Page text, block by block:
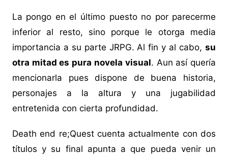
La pongo en el último puesto no por parecerme
inferior al resto, sino porque le otorga media
importancia a su parte JRPG. Al fin y al cabo,su
otra mitad es pura novela visual. Aun así quería
mencionarla pues dispone de buena historia,
personajes a la altura y una jugabilidad
entretenida con cierta profundidad.
Death end re;Quest cuenta actualmente con dos
títulos y su final apunta a que pueda venir un